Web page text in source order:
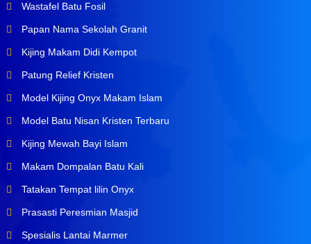
Wastafel Batu Fosil
Papan Nama Sekolah Granit
Kijing Makam Didi Kempot
Patung Relief Kristen
Model Kijing Onyx Makam Islam
Model Batu Nisan Kristen Terbaru
Kijing Mewah Bayi Islam
Makam Dompalan Batu Kali
Tatakan Tempat lilin Onyx
Prasasti Peresmian Masjid
Spesialis Lantai Marmer